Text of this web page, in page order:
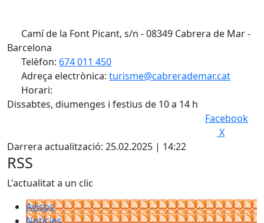
Camí de la Font Picant, s/n - 08349 Cabrera de Mar -
Barcelona
Telèfon: 674 011 450
Adreça electrònica: turisme@cabrerademar.cat
Horari:
Dissabtes, diumenges i festius de 10 a 14 h
Facebook
X
Darrera actualització: 25.02.2025 | 14:22
RSS
L'actualitat a un clic
Avisos